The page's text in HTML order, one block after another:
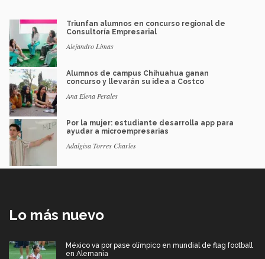
Triunfan alumnos en concurso regional de
Consultoría Empresarial
Alejandro Limas
Alumnos de campus Chihuahua ganan
concurso y llevarán su idea a Costco
Ana Elena Perales
Por la mujer: estudiante desarrolla app para
ayudar a microempresarias
Adalgisa Torres Charles
Lo más nuevo
México va por pase olímpico en mundial de flag football
en Alemania